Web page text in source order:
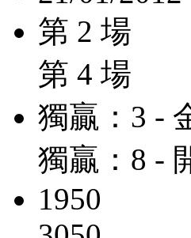
第 2 場
第 4 場
獨贏：3 -
獨贏：8 -
1950